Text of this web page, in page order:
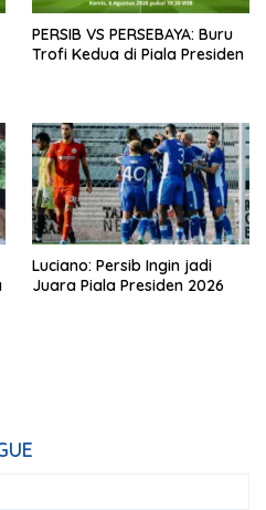
PERSIB VS PERSEBAYA: Buru
Trofi Kedua di Piala Presiden
Luciano: Persib Ingin jadi
Juara Piala Presiden 2026